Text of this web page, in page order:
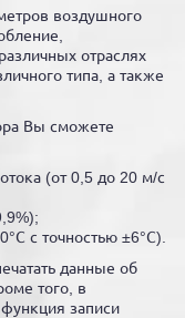
воздушного
отраслях
типа, а также
Вы сможете
(от 0,5 до 20 м/с
с точностью ±6°С).
данные об
того, в
записи